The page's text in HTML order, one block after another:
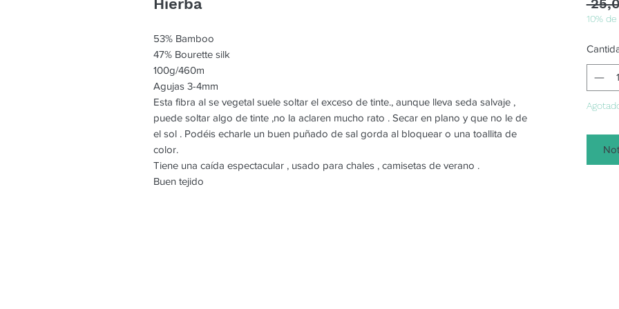
Hierba
53% Bamboo
47% Bourette silk
100g/460m
Agujas 3-4mm
Esta fibra al se vegetal suele soltar el exceso de tinte., aunque lleva seda salvaje ,
puede soltar algo de tinte ,no la aclaren mucho rato . Secar en plano y que no le de
el sol . Podéis echarle un buen puñado de sal gorda al bloquear o una toallita de
color.
Tiene una caída espectacular , usado para chales , camisetas de verano .
Buen tejido
10%